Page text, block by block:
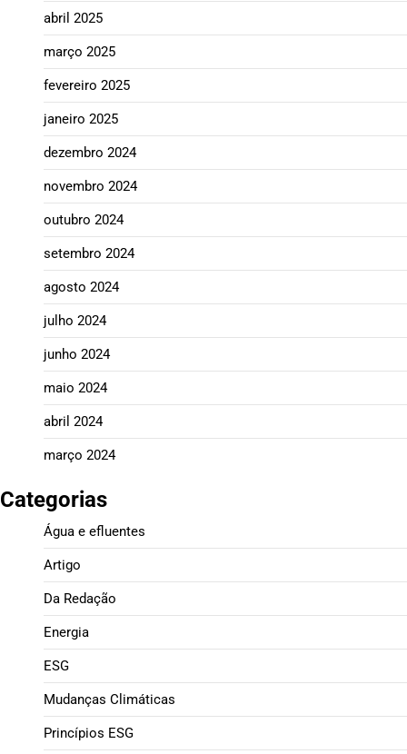
abril 2025
março 2025
fevereiro 2025
janeiro 2025
dezembro 2024
novembro 2024
outubro 2024
setembro 2024
agosto 2024
julho 2024
junho 2024
maio 2024
abril 2024
março 2024
Categorias
Água e efluentes
Artigo
Da Redação
Energia
ESG
Mudanças Climáticas
Princípios ESG